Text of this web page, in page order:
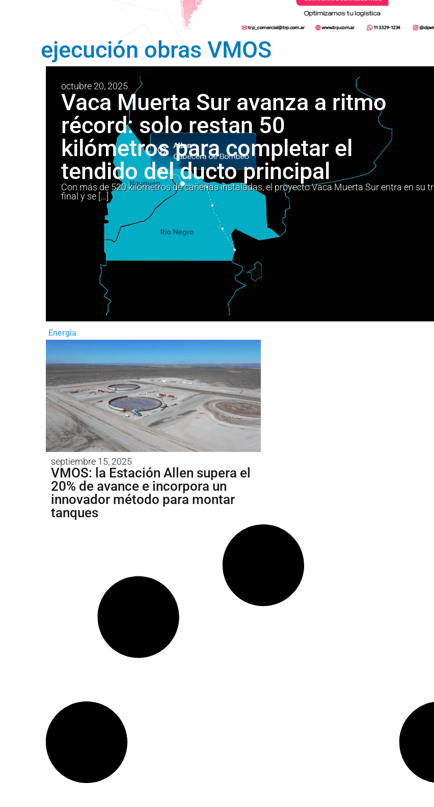
ejecución obras VMOS
octubre 20, 2025
Vaca Muerta Sur avanza a ritmo
récord: solo restan 50
kilómetros para completar el
tendido del ducto principal
Con más de 520 kilómetros de cañerías instaladas, el proyecto Vaca Muerta Sur entra en su
final y se […]
Energía
septiembre 15, 2025
VMOS: la Estación Allen supera el
20% de avance e incorpora un
innovador método para montar
tanques